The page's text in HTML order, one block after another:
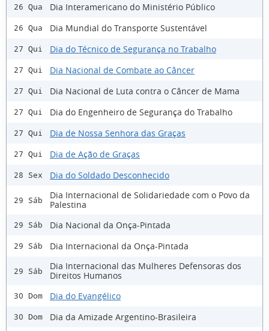
26 Qua Dia Interamericano do Ministério Público
26 Qua Dia Mundial do Transporte Sustentável
27 Qui Dia do Técnico de Segurança no Trabalho
27 Qui Dia Nacional de Combate ao Câncer
27 Qui Dia Nacional de Luta contra o Câncer de Mama
27 Qui Dia do Engenheiro de Segurança do Trabalho
27 Qui Dia de Nossa Senhora das Graças
27 Qui Dia de Ação de Graças
28 Sex Dia do Soldado Desconhecido
29 Sáb
Dia Internacional de Solidariedade com o Povo da
Palestina
29 Sáb Dia Nacional da Onça-Pintada
29 Sáb Dia Internacional da Onça-Pintada
29 Sáb
Dia Internacional das Mulheres Defensoras dos
Direitos Humanos
30 Dom Dia do Evangélico
30 Dom Dia da Amizade Argentino-Brasileira